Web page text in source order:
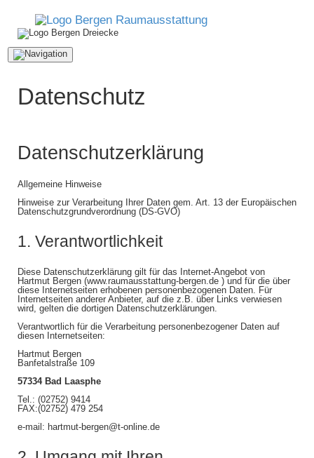
Navigation
ein-/ausblenden
Datenschutz
Datenschutzerklärung
Allgemeine Hinweise
Hinweise zur Verarbeitung Ihrer Daten gem. Art. 13 der Europäischen
Datenschutzgrundverordnung (DS-GVO)
1. Verantwortlichkeit
Diese Datenschutzerklärung gilt für das Internet-Angebot von
Hartmut Bergen (www.raumausstattung-bergen.de ) und für die über
diese Internetseiten erhobenen personenbezogenen Daten. Für
Internetseiten anderer Anbieter, auf die z.B. über Links verwiesen
wird, gelten die dortigen Datenschutzerklärungen.
Verantwortlich für die Verarbeitung personenbezogener Daten auf
diesen Internetseiten:
Hartmut Bergen
Banfetalstraße 109
57334 Bad Laasphe
Tel.: (02752) 9414
FAX:(02752) 479 254
e-mail: hartmut-bergen@t-online.de